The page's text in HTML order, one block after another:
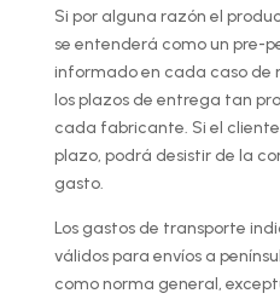
Si por alguna razón el
se entenderá como un pre-
informado en cada caso de
los plazos de entrega tan
cada fabricante. Si el
plazo, podrá desistir de la
gasto.
Los gastos de transporte
válidos para envíos a
como norma general,